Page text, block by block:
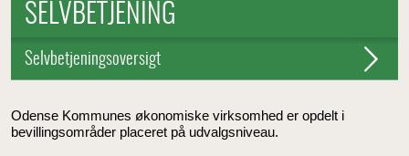
SELVBETJENING
Selvbetjeningsoversigt
Odense Kommunes økonomiske virksomhed er opdelt i
bevillingsområder placeret på udvalgsniveau.